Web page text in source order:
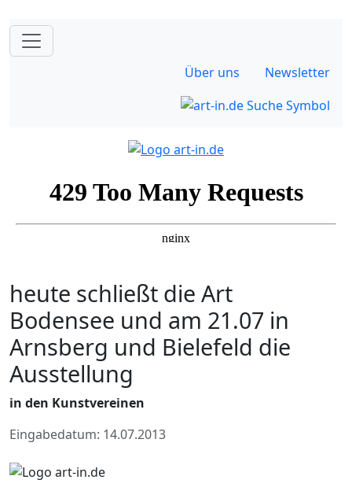
Über uns Newsletter
heute schließt die Art
Bodensee und am 21.07 in
Arnsberg und Bielefeld die
Ausstellung
in den Kunstvereinen
Eingabedatum: 14.07.2013